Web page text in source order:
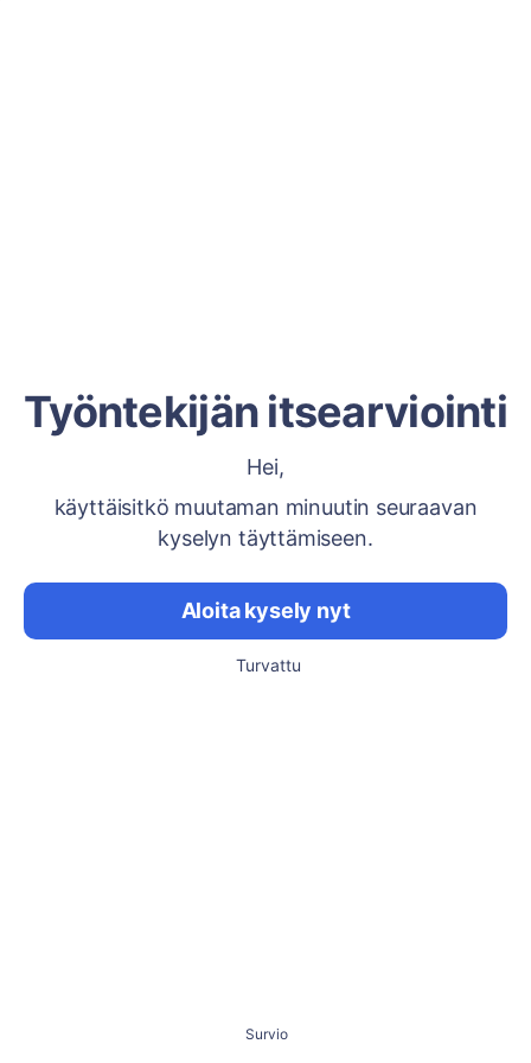
Työntekijän itsearviointi
Hei,
käyttäisitkö muutaman minuutin seuraavan
kyselyn täyttämiseen.
Aloita kysely nyt
Turvattu
Survio